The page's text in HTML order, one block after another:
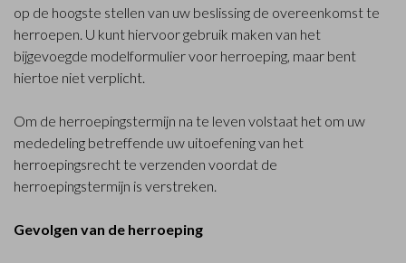
op de hoogste stellen van uw beslissing de overeenkomst te
herroepen. U kunt hiervoor gebruik maken van het
bijgevoegde modelformulier voor herroeping, maar bent
hiertoe niet verplicht.
Om de herroepingstermijn na te leven volstaat het om uw
mededeling betreffende uw uitoefening van het
herroepingsrecht te verzenden voordat de
herroepingstermijn is verstreken.
Gevolgen van de herroeping